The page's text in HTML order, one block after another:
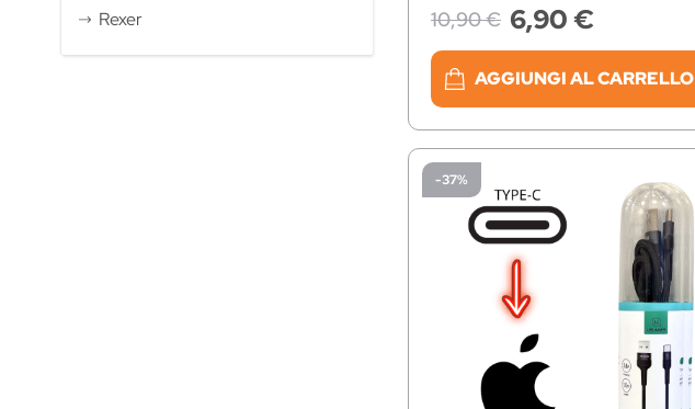
Rexer
6,90 €
10,90 €
AGGIUNGI AL CARRELLO
-37%